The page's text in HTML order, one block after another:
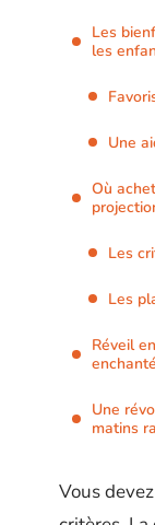
Les
les
Une
Où
Les
Les
Réveil
Une
matins
Vous